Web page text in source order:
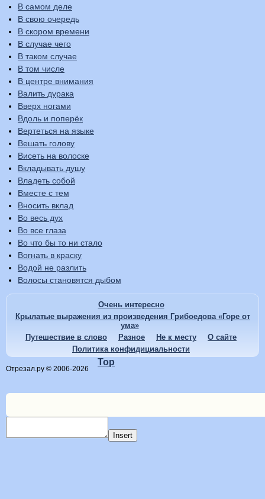
В самом деле
В свою очередь
В скором времени
В случае чего
В таком случае
В том числе
В центре внимания
Валить дурака
Вверх ногами
Вдоль и поперёк
Вертеться на языке
Вешать голову
Висеть на волоске
Вкладывать душу
Владеть собой
Вместе с тем
Вносить вклад
Во весь дух
Во все глаза
Во что бы то ни стало
Вогнать в краску
Водой не разлить
Волосы становятся дыбом
Очень интересно
Крылатые выражения из произведения Грибоедова «Горе от
ума»
Путешествие в слово
Разное Не к месту
О сайте
Политика конфидициальности
Отрезал.ру © 2006-2026
Top
Insert